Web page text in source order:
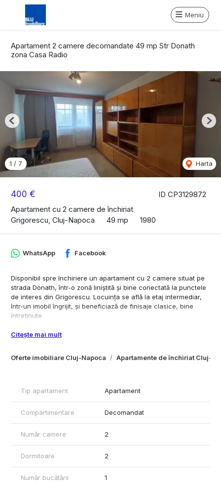
Meniu
Apartament 2 camere decomandate 49 mp Str Donath
zona Casa Radio
ID CP3129872
400 €
Apartament cu 2 camere de închiriat
Grigorescu, Cluj-Napoca
49 mp 1980
1 / 7 Harta
Previous
Oferte imobiliare Cluj-Napoca Apartamente de închiriat Cluj-
WhatsApp Facebook
Disponibil spre închiriere un apartament cu 2 camere situat pe
strada Donath, într-o zonă liniștită și bine conectată la punctele
de interes din Grigorescu. Locuința se află la etaj intermediar,
într-un imobil îngrijit, și beneficiază de finisaje clasice, bine
întreținute.
Caracteristici principale
Centrala termică proprie – eficiență și control al consumului
Baie aerisită, în stare foarte bună
Etaj intermediar – confort termic și fonic optim
și piste de promenadă
Un apartament potrivit pentru persoane care caută liniște,
confort și acces rapid către centrul orașului.
Citește mai mult
Tip apartament Apartament
Compartimentare Decomandat
Număr camere 2
Dormitoare 2
Număr bucătării 1